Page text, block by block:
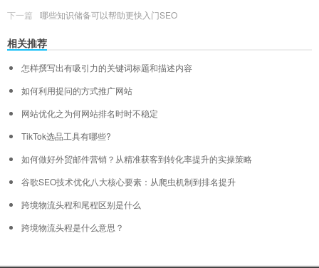
下一篇
哪些知识储备可以帮助更快入门SEO
相关推荐
怎样撰写出有吸引力的关键词标题和描述内容
如何利用提问的方式推广网站
网站优化之为何网站排名时时不稳定
TikTok选品工具有哪些?
如何做好外贸邮件营销？从精准获客到转化率提升的实操策略
谷歌SEO技术优化八大核心要素：从爬虫机制到排名提升
跨境物流头程和尾程区别是什么
跨境物流头程是什么意思？